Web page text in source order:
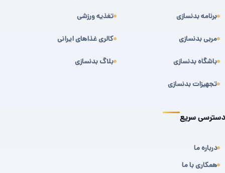
برنامه بدنسازی
مربی بدنسازی
باشگاه بدنسازی
تجهیزات بدنسازی
تغذیه ورزشی
کالری غذاهای ایرانی
بلاگ بدنسازی
دسترسی سریع
درباره ما
همکاری با ما